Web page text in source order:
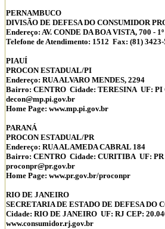
PERNAMBUCO
DIVISÃO DE DEFESA DO CONSUMIDOR
Endereço: AV. CONDE DA BOA VISTA, 700
Telefone de Atendimento: 1512 Fax: (81)
PIAUÍ
PROCON ESTADUAL/PI
Endereço: RUA ALVARO MENDES, 2294
Bairro: CENTRO Cidade: TERESINA UF: PI
decon@mp.pi.gov.br
Home Page: www.mp.pi.gov.br
PARANÁ
PROCON ESTADUAL/PR
Endereço: RUA ALAMEDA CABRAL 184
Bairro: CENTRO Cidade: CURITIBA UF: PR
proconpr@pr.gov.br
Home Page: www.pr.gov.br/proconpr
RIO DE JANEIRO
SECRETARIA DE ESTADO DE DEFESA DO
Cidade: RIO DE JANEIRO UF: RJ CEP:
www.consumidor.rj.gov.br